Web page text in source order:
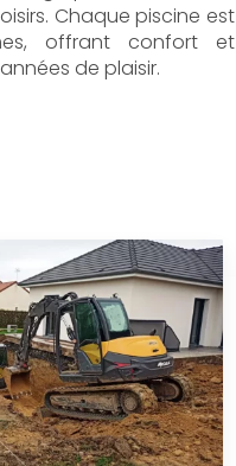
Chauffagepropose
à Dompierre-sur-
en chauffage de
pour transformer
Chaque piscine est
offrant confort et
de plaisir.